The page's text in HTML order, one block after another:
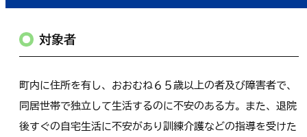
対象者
町内に住所を有し、おおむね６５歳以上の者及び障害者で、
同居世帯で独立して生活するのに不安のある方。また、退院
後すぐの自宅生活に不安があり訓練介護などの指導を受けた